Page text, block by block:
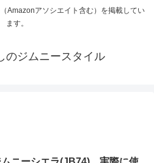
Amazonアソシエイト含む）を掲載してい
ます。
のジムニースタイル